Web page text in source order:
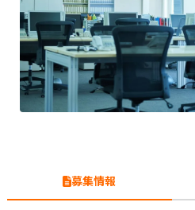
募集情報